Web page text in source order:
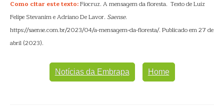
Como citar este texto:Fiocruz. A mensagem da floresta. Texto de Luiz
Felipe Stevanim e Adriano De Lavor. Saense.
https://saense.com.br/2023/04/a-mensagem-da-floresta/. Publicado em 27 de
abril (2023).
Notícias da Embrapa Home